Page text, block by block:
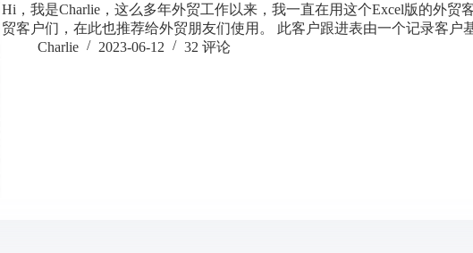
Hi，我是Charlie，这么多年外贸工作以来，我一直在用这个Excel版的外贸
贸客户们，在此也推荐给外贸朋友们使用。 此客户跟进表由一个记录客户
Charlie
2023-06-12 32 评论